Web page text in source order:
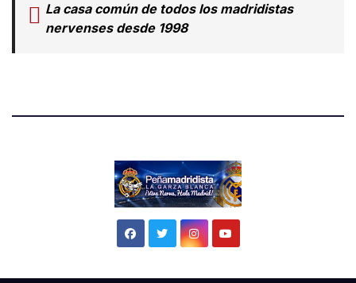
La casa común de todos los madridistas
nervenses desde 1998